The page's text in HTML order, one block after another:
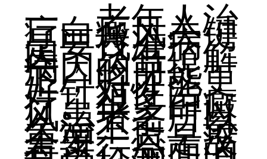
一、老年人治
疗白癜风关键
是要找准病
因，只有了解
病因的前提
下，将才能更
好针对性治
疗。很多白癜
风患者之所以
久治不愈，最
重要一点是没